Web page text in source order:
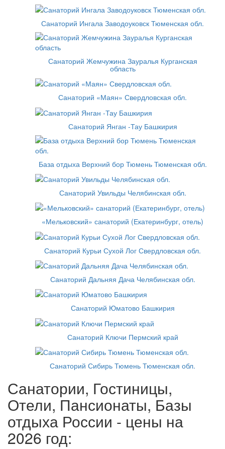
Санаторий Ингала Заводоуковск Тюменская обл.
Санаторий Жемчужина Зауралья Курганская
область
Санаторий «Маян» Свердловская обл.
Санаторий Янган -Тау Башкирия
База отдыха Верхний бор Тюмень Тюменская обл.
Санаторий Увильды Челябинская обл.
«Мельковский» санаторий (Екатеринбург, отель)
Санаторий Курьи Сухой Лог Свердловская обл.
Санаторий Дальняя Дача Челябинская обл.
Санаторий Юматово Башкирия
Санаторий Ключи Пермский край
Санаторий Сибирь Тюмень Тюменская обл.
Санатории, Гостиницы,
Отели, Пансионаты, Базы
отдыха России - цены на
2026 год: